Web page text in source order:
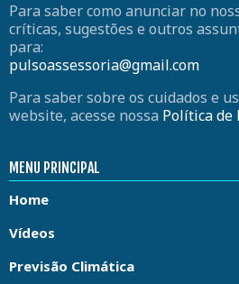
Para saber como anunciar no
críticas, sugestões e outros
para:
pulsoassessoria@gmail.com
Para saber sobre os cuidados e
website, acesse nossa Política de
MENU PRINCIPAL
Home
Vídeos
Previsão Climática